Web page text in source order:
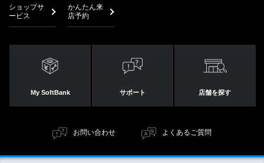
ショップサ
ービス
かんたん来
店予約
My SoftBank サポート 店舗を探す
お問い合わせ よくあるご質問